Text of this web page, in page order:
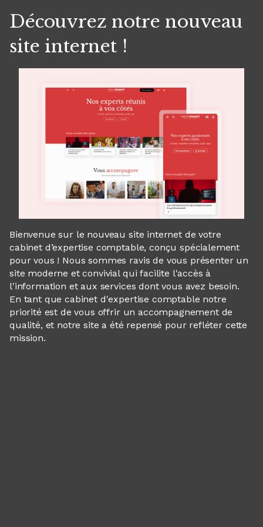
Découvrez notre nouveau
site internet !
Bienvenue sur le nouveau site internet de votre
cabinet d’expertise comptable, conçu spécialement
pour vous ! Nous sommes ravis de vous présenter un
site moderne et convivial qui facilite l'accès à
l'information et aux services dont vous avez besoin.
En tant que cabinet d'expertise comptable notre
priorité est de vous offrir un accompagnement de
qualité, et notre site a été repensé pour refléter cette
mission.